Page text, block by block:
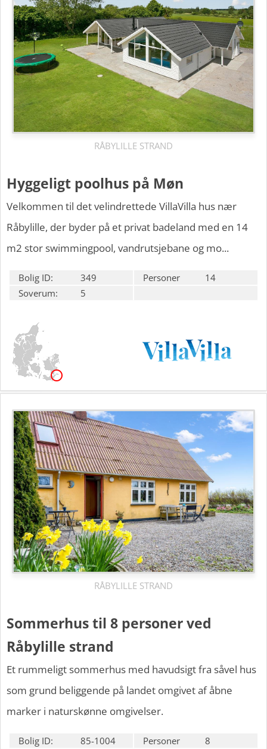
RÅBYLILLE STRAND
Hyggeligt poolhus på Møn
Velkommen til det velindrettede VillaVilla hus nær
Råbylille, der byder på et privat badeland med en 14
m2 stor swimmingpool, vandrutsjebane og mo...
Bolig ID: 349 Personer
14
Soverum:
5
RÅBYLILLE STRAND
Sommerhus til 8 personer ved
Råbylille strand
Et rummeligt sommerhus med havudsigt fra såvel hus
som grund beliggende på landet omgivet af åbne
marker i naturskønne omgivelser.
Bolig ID: 85-1004 Personer
8